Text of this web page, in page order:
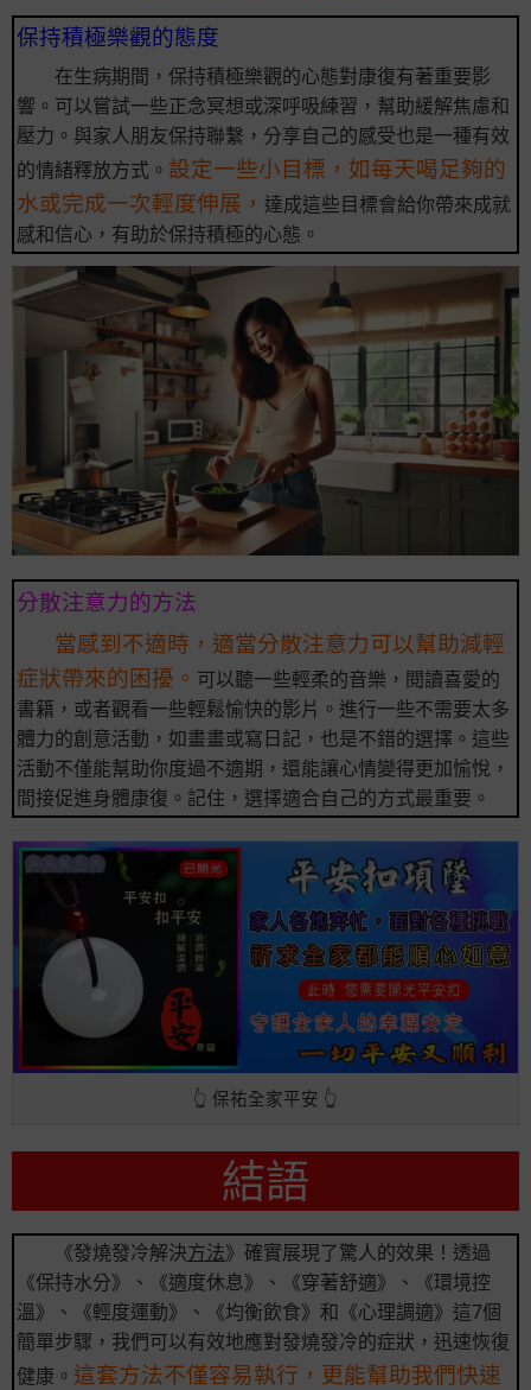
保持積極樂觀的態度
在生病期間，保持積極樂觀的心態對康復有著重要影
響。可以嘗試一些正念冥想或深呼吸練習，幫助緩解焦慮和
壓力。與家人朋友保持聯繫，分享自己的感受也是一種有效
的情緒釋放方式。 設定一些小目標，如每天喝足夠的
水或完成一次輕度伸展， 達成這些目標會給你帶來成就
感和信心，有助於保持積極的心態。
分散注意力的方法
當感到不適時，適當分散注意力可以幫助減輕
症狀帶來的困擾。 可以聽一些輕柔的音樂，閱讀喜愛的
書籍，或者觀看一些輕鬆愉快的影片。進行一些不需要太多
體力的創意活動，如畫畫或寫日記，也是不錯的選擇。這些
活動不僅能幫助你度過不適期，還能讓心情變得更加愉悅，
間接促進身體康復。記住，選擇適合自己的方式最重要。
👆 保祐全家平安 👆
結語
《發燒發冷解決方法》確實展現了驚人的效果！透過
《保持水分》、《適度休息》、《穿著舒適》、《環境控
溫》、《輕度運動》、《均衡飲食》和《心理調適》這7個
簡單步驟，我們可以有效地應對發燒發冷的症狀，迅速恢復
健康。 這套方法不僅容易執行，更能幫助我們快速